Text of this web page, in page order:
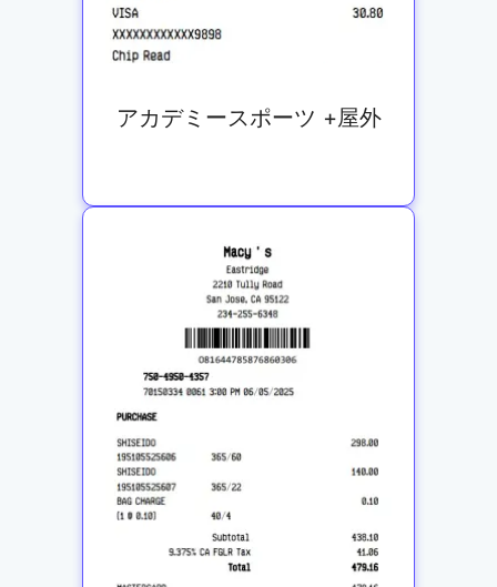
アカデミースポーツ +屋外